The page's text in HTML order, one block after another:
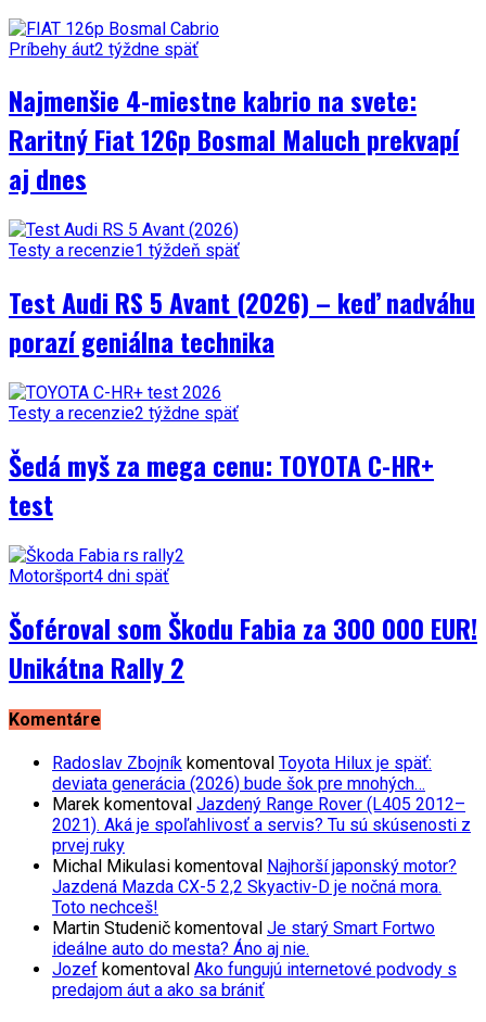
Príbehy áut2 týždne späť
Najmenšie 4-miestne kabrio na svete:
Raritný Fiat 126p Bosmal Maluch prekvapí
aj dnes
Testy a recenzie1 týždeň späť
Test Audi RS 5 Avant (2026) – keď nadváhu
porazí geniálna technika
Testy a recenzie2 týždne späť
Šedá myš za mega cenu: TOYOTA C-HR+
test
Motoršport4 dni späť
Šoféroval som Škodu Fabia za 300 000 EUR!
Unikátna Rally 2
Komentáre
Radoslav Zbojník komentoval Toyota Hilux je späť:
deviata generácia (2026) bude šok pre mnohých…
Marek komentoval Jazdený Range Rover (L405 2012–
2021). Aká je spoľahlivosť a servis? Tu sú skúsenosti z
prvej ruky
Michal Mikulasi komentoval Najhorší japonský motor?
Jazdená Mazda CX-5 2,2 Skyactiv-D je nočná mora.
Toto nechceš!
Martin Studenič komentoval Je starý Smart Fortwo
ideálne auto do mesta? Áno aj nie.
Jozef komentoval Ako fungujú internetové podvody s
predajom áut a ako sa brániť